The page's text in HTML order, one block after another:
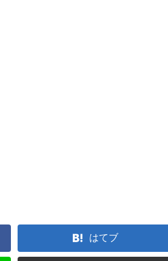
はてブ